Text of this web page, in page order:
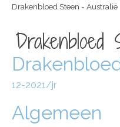
Drakenbloed Steen - Australië
12-2021/jr
Algemeen